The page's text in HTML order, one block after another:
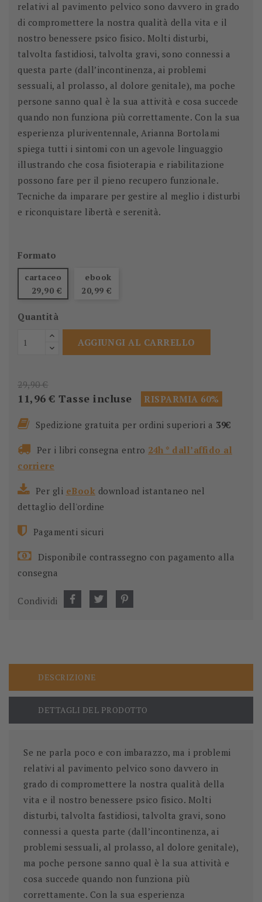
relativi al pavimento pelvico sono davvero in grado
di compromettere la nostra qualità della vita e il
nostro benessere psico fisico. Molti disturbi,
talvolta fastidiosi, talvolta gravi, sono connessi a
questa parte (dall’incontinenza, ai problemi
sessuali, al prolasso, al dolore genitale), ma poche
persone sanno qual è la sua attività e cosa succede
quando non funziona più correttamente. Con la sua
esperienza pluriventennale, Arianna Bortolami
spiega tutti i sintomi con un agevole linguaggio
illustrando che cosa fisioterapia e riabilitazione
possono fare per il pieno recupero funzionale.
Tecniche da imparare per gestire al meglio i disturbi
e riconquistare libertà e serenità.
Formato
cartaceo
29,90 €
ebook
20,99 €
Quantità
AGGIUNGI AL CARRELLO
29,90 €
11,96 € Tasse incluse RISPARMIA 60%
Spedizione gratuita per ordini superiori a 39€
Per i libri consegna entro 24h * dall’affido al
corriere
Per gli eBook download istantaneo nel
dettaglio dell'ordine
Pagamenti sicuri
Disponibile contrassegno con pagamento alla
consegna
Condividi
DESCRIZIONE
DETTAGLI DEL PRODOTTO
Se ne parla poco e con imbarazzo, ma i problemi
relativi al pavimento pelvico sono davvero in
grado di compromettere la nostra qualità della
vita e il nostro benessere psico fisico. Molti
disturbi, talvolta fastidiosi, talvolta gravi, sono
connessi a questa parte (dall’incontinenza, ai
problemi sessuali, al prolasso, al dolore genitale),
ma poche persone sanno qual è la sua attività e
cosa succede quando non funziona più
correttamente. Con la sua esperienza